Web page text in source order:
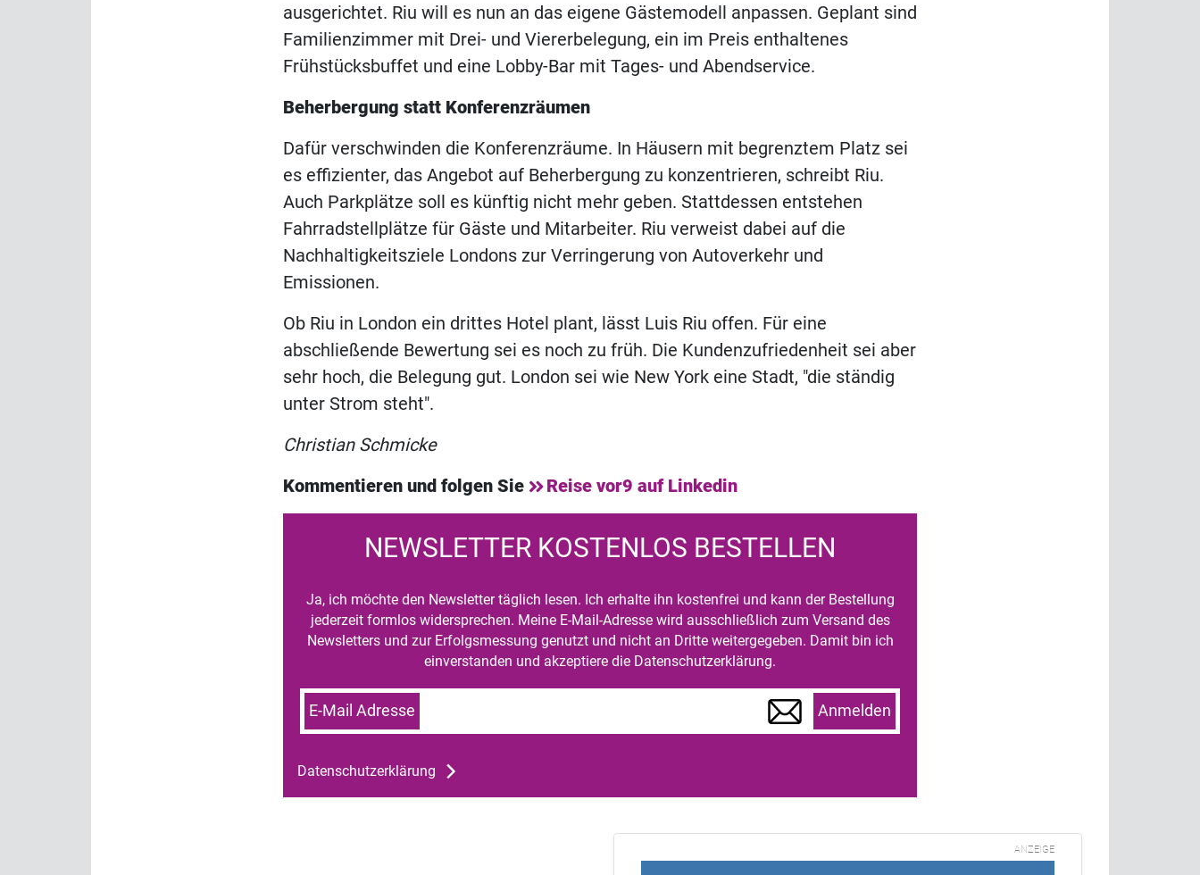
ausgerichtet. Riu will es nun an das eigene Gästemodell anpassen. Geplant sind
Familienzimmer mit Drei- und Viererbelegung, ein im Preis enthaltenes
Frühstücksbuffet und eine Lobby-Bar mit Tages- und Abendservice.
Beherbergung statt Konferenzräumen
Dafür verschwinden die Konferenzräume. In Häusern mit begrenztem Platz sei
es effizienter, das Angebot auf Beherbergung zu konzentrieren, schreibt Riu.
Auch Parkplätze soll es künftig nicht mehr geben. Stattdessen entstehen
Fahrradstellplätze für Gäste und Mitarbeiter. Riu verweist dabei auf die
Nachhaltigkeitsziele Londons zur Verringerung von Autoverkehr und
Emissionen.
Ob Riu in London ein drittes Hotel plant, lässt Luis Riu offen. Für eine
abschließende Bewertung sei es noch zu früh. Die Kundenzufriedenheit sei aber
sehr hoch, die Belegung gut. London sei wie New York eine Stadt, "die ständig
unter Strom steht".
Christian Schmicke
Kommentieren und folgen Sie
Reise vor9 auf Linkedin
NEWSLETTER KOSTENLOS BESTELLEN
Ja, ich möchte den Newsletter täglich lesen. Ich erhalte ihn kostenfrei und kann der Bestellung
jederzeit formlos widersprechen. Meine E-Mail-Adresse wird ausschließlich zum Versand des
Newsletters und zur Erfolgsmessung genutzt und nicht an Dritte weitergegeben. Damit bin ich
einverstanden und akzeptiere die Datenschutzerklärung.
E-Mail Adresse Anmelden
Datenschutzerklärung
ANZEIGE